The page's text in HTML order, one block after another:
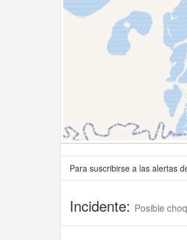
Para suscribirse a las alertas
Incidente: Posible